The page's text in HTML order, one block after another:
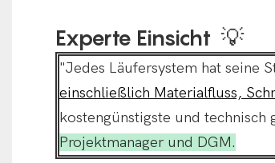
Experte Einsicht 💡
"Jedes Läufersystem hat seine
einschließlich Materialfluss,
kostengünstigste und technisch
Projektmanager und DGM.